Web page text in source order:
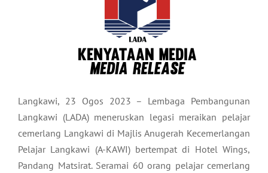
Langkawi, 23 Ogos 2023 – Lembaga Pembangunan
Langkawi (LADA) meneruskan legasi meraikan pelajar
cemerlang Langkawi di Majlis Anugerah Kecemerlangan
Pelajar Langkawi (A-KAWI) bertempat di Hotel Wings,
Pandang Matsirat. Seramai 60 orang pelajar cemerlang